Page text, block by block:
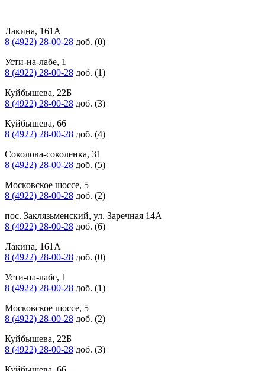
Лакина, 161А
8 (4922) 28-00-28 доб. (0)
Усти-на-лабе, 1
8 (4922) 28-00-28 доб. (1)
Куйбышева, 22Б
8 (4922) 28-00-28 доб. (3)
Куйбышева, 66
8 (4922) 28-00-28 доб. (4)
Соколова-соколенка, 31
8 (4922) 28-00-28 доб. (5)
Московское шоссе, 5
8 (4922) 28-00-28 доб. (2)
пос. Заклязьменский, ул. Заречная 14А
8 (4922) 28-00-28 доб. (6)
Лакина, 161А
8 (4922) 28-00-28 доб. (0)
Усти-на-лабе, 1
8 (4922) 28-00-28 доб. (1)
Московское шоссе, 5
8 (4922) 28-00-28 доб. (2)
Куйбышева, 22Б
8 (4922) 28-00-28 доб. (3)